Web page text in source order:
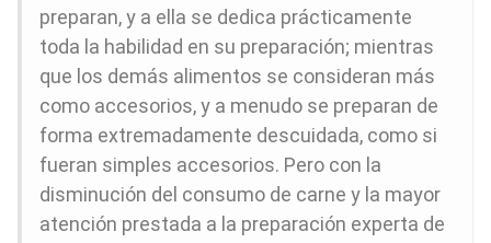
preparan, y a ella se dedica prácticamente
toda la habilidad en su preparación; mientras
que los demás alimentos se consideran más
como accesorios, y a menudo se preparan de
forma extremadamente descuidada, como si
fueran simples accesorios. Pero con la
disminución del consumo de carne y la mayor
atención prestada a la preparación experta de